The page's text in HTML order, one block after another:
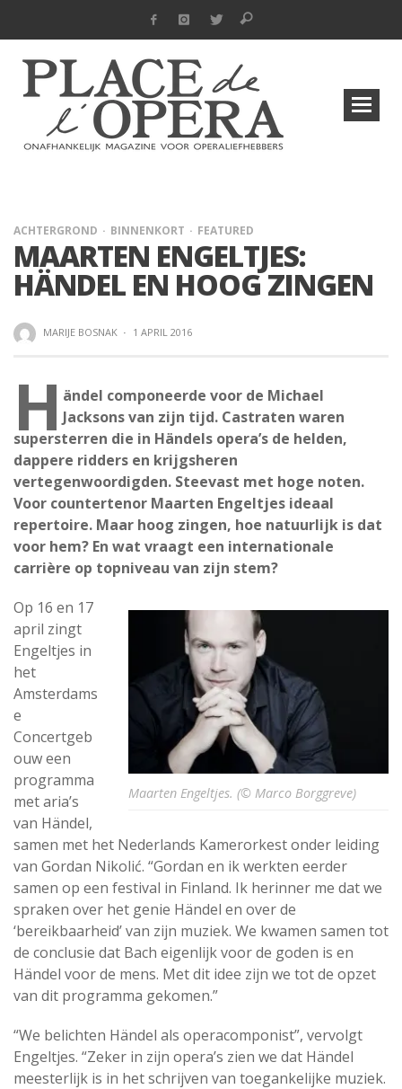
ACHTERGROND BINNENKORT FEATURED
MAARTEN ENGELTJES:
HÄNDEL EN HOOG ZINGEN
MARIJE BOSNAK · 1 APRIL 2016
Händel componeerde voor de Michael
Jacksons van zijn tijd. Castraten waren
supersterren die in Händels opera’s de helden,
dappere ridders en krijgsheren
vertegenwoordigden. Steevast met hoge noten.
Voor countertenor Maarten Engeltjes ideaal
repertoire. Maar hoog zingen, hoe natuurlijk is dat
voor hem? En wat vraagt een internationale
carrière op topniveau van zijn stem?
Maarten Engeltjes. (© Marco Borggreve)
Op 16 en 17
april zingt
Engeltjes in
het
Amsterdams
e
Concertgeb
ouw een
programma
met aria’s
van Händel,
samen met het Nederlands Kamerorkest onder leiding
van Gordan Nikolić. “Gordan en ik werkten eerder
samen op een festival in Finland. Ik herinner me dat we
spraken over het genie Händel en over de
‘bereikbaarheid’ van zijn muziek. We kwamen samen tot
de conclusie dat Bach eigenlijk voor de goden is en
Händel voor de mens. Met dit idee zijn we tot de opzet
van dit programma gekomen.”
“We belichten Händel als operacomponist”, vervolgt
Engeltjes. “Zeker in zijn opera’s zien we dat Händel
meesterlijk is in het schrijven van toegankelijke muziek.